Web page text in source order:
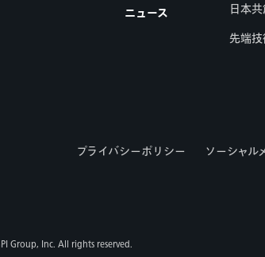
ニュース
日本
先端技
プライバシーポリシー ソーシャル
Group, Inc. All rights reserved.